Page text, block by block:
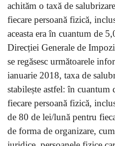
achităm o taxă de
fiecare persoană fizică,
aceasta era în cuantum de
Direcției Generale de
se regăsesc următoarele
ianuarie 2018, taxa de
stabilește astfel: în cuantum
fiecare persoană fizică,
de 80 de lei/lună pentru
de forma de organizare,